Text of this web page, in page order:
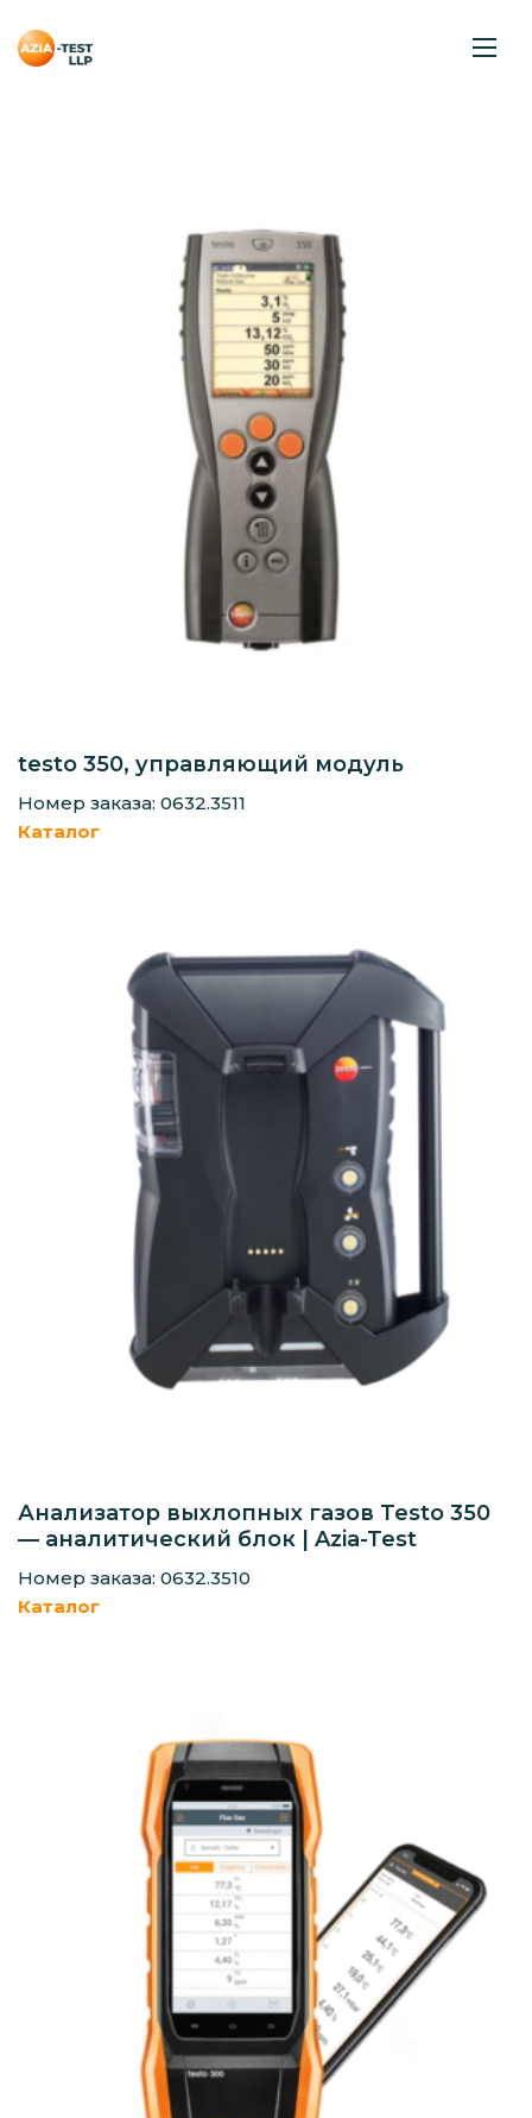
testo 350, управляющий модуль
Номер заказа: 0632.3511
Каталог
Анализатор выхлопных газов Testo 350
— аналитический блок | Azia-Test
Номер заказа: 0632.3510
Каталог